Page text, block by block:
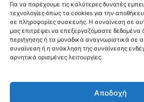
Για να παρέχουμε τις καλύτερες δυνατές
τεχνολογίες όπως τα cookies για την
σε πληροφορίες συσκευής. Η συναίνεση σε
μας επιτρέψει να επεξεργαζόμαστε
περιήγησης ή τα μοναδικά αναγνωριστικά σε
συναίνεση ή η ανάκληση της συναίνεσης
αρνητικά ορισμένες λειτουργίες.
Αποδοχή
ΕΥΡΩΠΗ
ΚΟΣΜΟΣ - WORLD
Top10
Cool spots
ΝΗΣΙΑ